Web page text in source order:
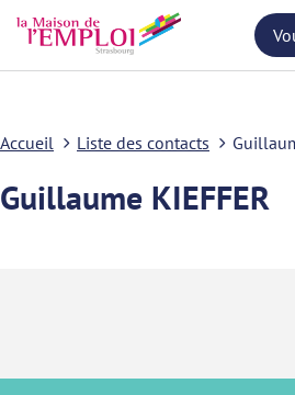
Accueil Liste des contacts
Guillaume KIEFFER